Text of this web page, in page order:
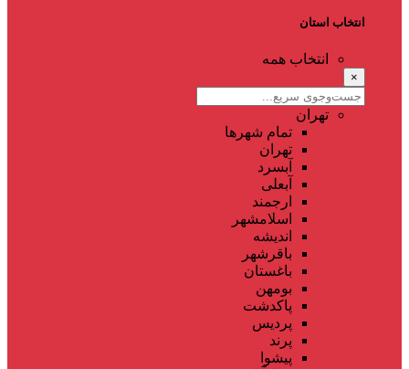
انتخاب استان
انتخاب همه
×
تهران
تمام شهر‌ها
تهران
آبسرد
آبعلی
ارجمند
اسلامشهر
اندیشه
باقرشهر
باغستان
بومهن
پاکدشت
پردیس
پرند
پیشوا